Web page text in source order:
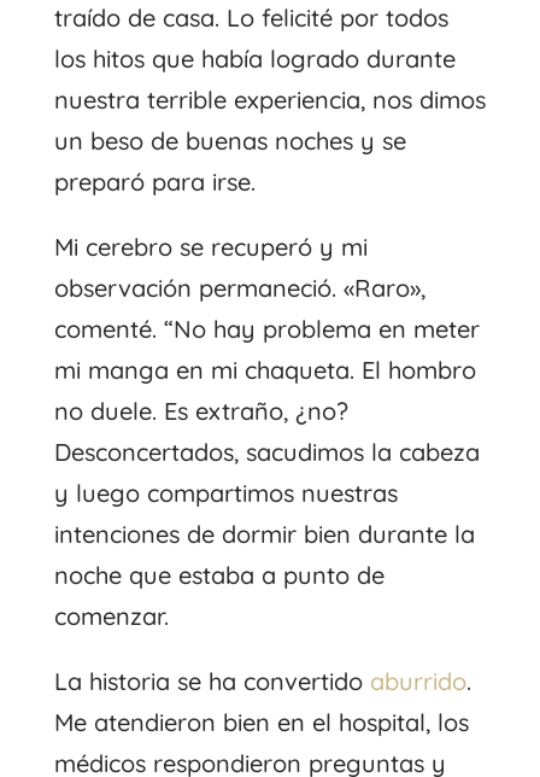
traído de casa. Lo felicité por todos
los hitos que había logrado durante
nuestra terrible experiencia, nos dimos
un beso de buenas noches y se
preparó para irse.
Mi cerebro se recuperó y mi
observación permaneció. «Raro»,
comenté. “No hay problema en meter
mi manga en mi chaqueta. El hombro
no duele. Es extraño, ¿no?
Desconcertados, sacudimos la cabeza
y luego compartimos nuestras
intenciones de dormir bien durante la
noche que estaba a punto de
comenzar.
La historia se ha convertido aburrido.
Me atendieron bien en el hospital, los
médicos respondieron preguntas y